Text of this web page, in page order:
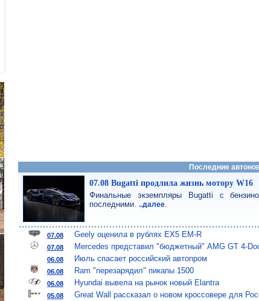
Последние
07.08 Bugatti продлила жизнь мотору W16
Финальные экземпляры Bugatti с
последними...далее
07.08 Geely оценила в рублях EX5 EM-R
07.08 Mercedes представил "бюджетный" AMG GT 4-
06.08 Июль спасает российский автопром
06.08 Ram "перезарядил" пикапы 1500
06.08 Hyundai вывела на рынок новый Elantra
05.08 Great Wall рассказал о новом кроссовере для